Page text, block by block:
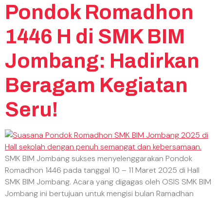
Pondok Romadhon
1446 H di SMK BIM
Jombang: Hadirkan
Beragam Kegiatan
Seru!
SMK BIM Jombang sukses menyelenggarakan Pondok
Romadhon 1446 pada tanggal 10 – 11 Maret 2025 di Hall
SMK BIM Jombang. Acara yang digagas oleh OSIS SMK BIM
Jombang ini bertujuan untuk mengisi bulan Ramadhan